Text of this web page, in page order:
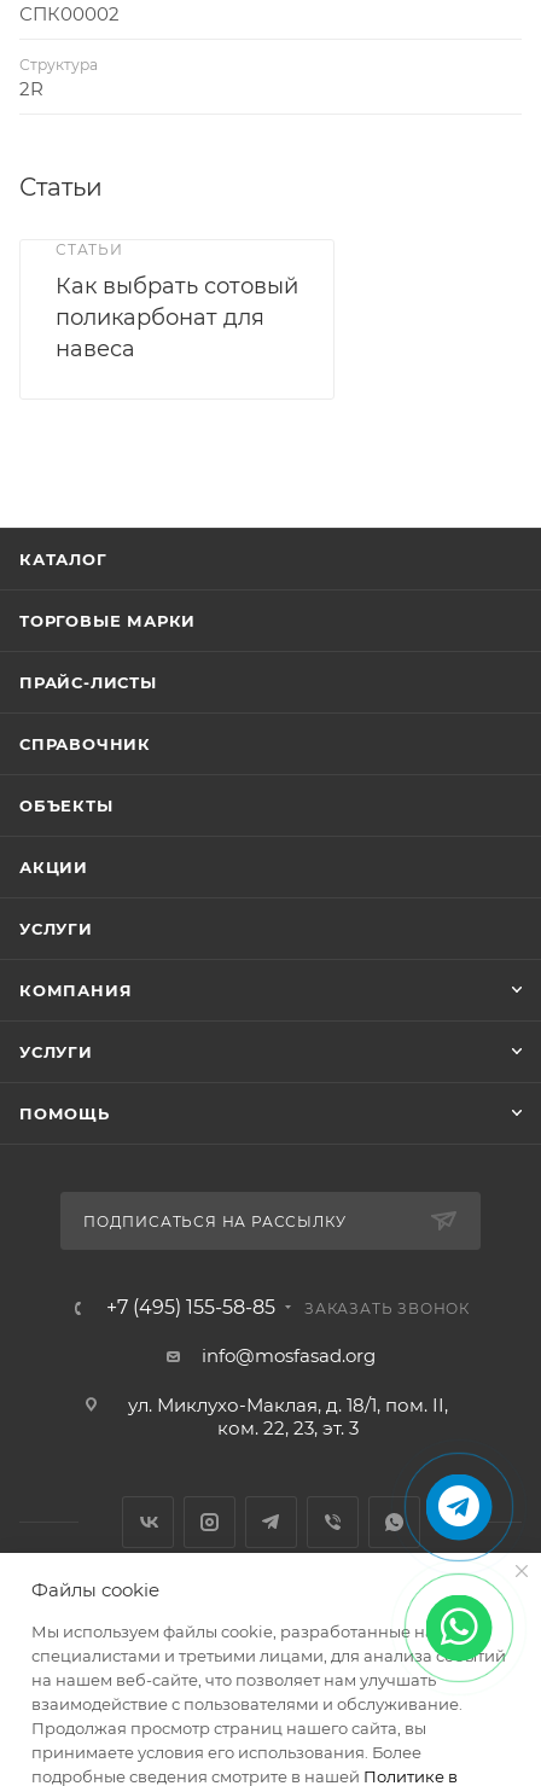
СПК00002
Структура
2R
Статьи
СТАТЬИ
Как выбрать сотовый
поликарбонат для
навеса
КАТАЛОГ
ТОРГОВЫЕ МАРКИ
ПРАЙС-ЛИСТЫ
СПРАВОЧНИК
ОБЪЕКТЫ
АКЦИИ
УСЛУГИ
КОМПАНИЯ
УСЛУГИ
ПОМОЩЬ
ПОДПИСАТЬСЯ НА РАССЫЛКУ
+7 (495) 155-58-85 ЗАКАЗАТЬ ЗВОНОК
info@mosfasad.org
ул. Миклухо-Маклая, д. 18/1, пом. II,
ком. 22, 23, эт. 3
2026 © МОСФАСАД Интернет-магазин кровельных и
фасадных материалов
Файлы cookie
Мы используем файлы cookie, разработанные нашими
специалистами и третьими лицами, для анализа событий
на нашем веб-сайте, что позволяет нам улучшать
взаимодействие с пользователями и обслуживание.
Продолжая просмотр страниц нашего сайта, вы
принимаете условия его использования. Более
подробные сведения смотрите в нашей Политике в